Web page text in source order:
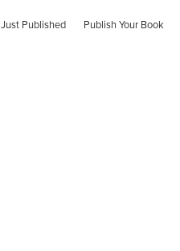
Just Published Publish Your Book